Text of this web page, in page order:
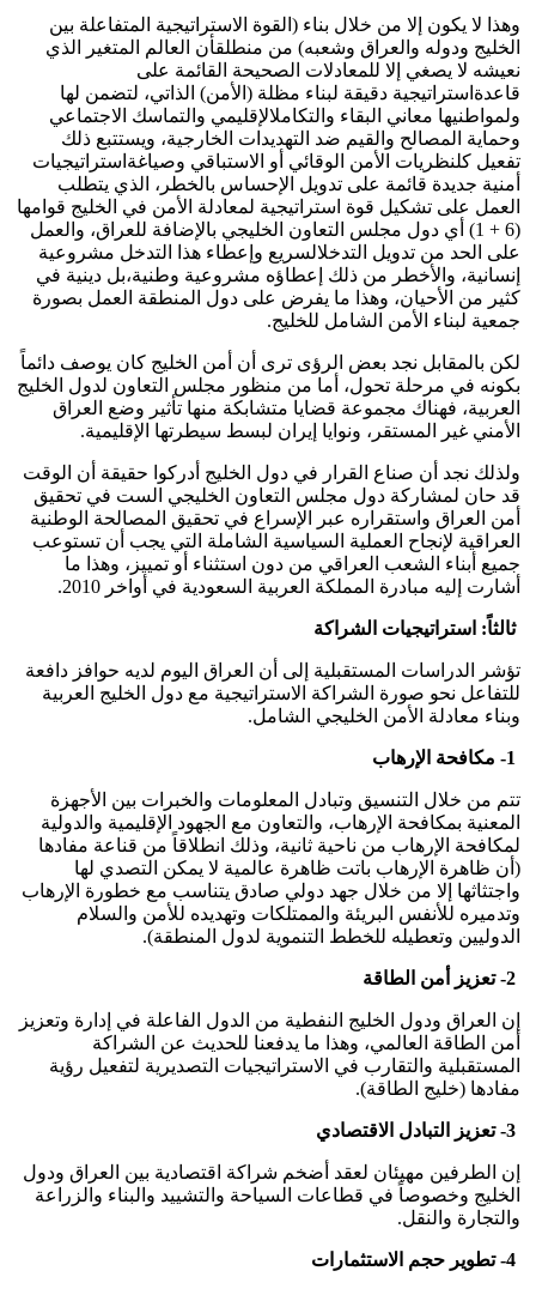
وهذا لا يكون إلا من خلال بناء (القوة الاستراتيجية المتفاعلة بين
الخليج ودوله والعراق وشعبه) من منطلقأن العالم المتغير الذي
نعيشه لا يصغي إلا للمعادلات الصحيحة القائمة على
قاعدةاستراتيجية دقيقة لبناء مظلة (الأمن) الذاتي، لتضمن لها
ولمواطنيها معاني البقاء والتكاملالإقليمي والتماسك الاجتماعي
وحماية المصالح والقيم ضد التهديدات الخارجية، ويستتبع ذلك
تفعيل كلنظريات الأمن الوقائي أو الاستباقي وصياغةاستراتيجيات
أمنية جديدة قائمة على تدويل الإحساس بالخطر، الذي يتطلب
العمل على تشكيل قوة استراتيجية لمعادلة الأمن في الخليج قوامها
(6 + 1) أي دول مجلس التعاون الخليجي بالإضافة للعراق، والعمل
على الحد من تدويل التدخلالسريع وإعطاء هذا التدخل مشروعية
إنسانية، والأخطر من ذلك إعطاؤه مشروعية وطنية،بل دينية في
كثير من الأحيان، وهذا ما يفرض على دول المنطقة العمل بصورة
جمعية لبناء الأمن الشامل للخليج.
لكن بالمقابل نجد بعض الرؤى ترى أن أمن الخليج كان يوصف دائماً
بكونه في مرحلة تحول، أما من منظور مجلس التعاون لدول الخليج
العربية، فهناك مجموعة قضايا متشابكة منها تأثير وضع العراق
الأمني غير المستقر، ونوايا إيران لبسط سيطرتها الإقليمية.
ولذلك نجد أن صناع القرار في دول الخليج أدركوا حقيقة أن الوقت
قد حان لمشاركة دول مجلس التعاون الخليجي الست في تحقيق
أمن العراق واستقراره عبر الإسراع في تحقيق المصالحة الوطنية
العراقية لإنجاح العملية السياسية الشاملة التي يجب أن تستوعب
جميع أبناء الشعب العراقي من دون استثناء أو تمييز، وهذا ما
أشارت إليه مبادرة المملكة العربية السعودية في أواخر 2010.
ثالثاً: استراتيجيات الشراكة
تؤشر الدراسات المستقبلية إلى أن العراق اليوم لديه حوافز دافعة
للتفاعل نحو صورة الشراكة الاستراتيجية مع دول الخليج العربية
وبناء معادلة الأمن الخليجي الشامل.
1- مكافحة الإرهاب
تتم من خلال التنسيق وتبادل المعلومات والخبرات بين الأجهزة
المعنية بمكافحة الإرهاب، والتعاون مع الجهود الإقليمية والدولية
لمكافحة الإرهاب من ناحية ثانية، وذلك انطلاقاً من قناعة مفادها
(أن ظاهرة الإرهاب باتت ظاهرة عالمية لا يمكن التصدي لها
واجتثاثها إلا من خلال جهد دولي صادق يتناسب مع خطورة الإرهاب
وتدميره للأنفس البريئة والممتلكات وتهديده للأمن والسلام
الدوليين وتعطيله للخطط التنموية لدول المنطقة).
2- تعزيز أمن الطاقة
إن العراق ودول الخليج النفطية من الدول الفاعلة في إدارة وتعزيز
أمن الطاقة العالمي، وهذا ما يدفعنا للحديث عن الشراكة
المستقبلية والتقارب في الاستراتيجيات التصديرية لتفعيل رؤية
مفادها (خليج الطاقة).
3- تعزيز التبادل الاقتصادي
إن الطرفين مهيئان لعقد أضخم شراكة اقتصادية بين العراق ودول
الخليج وخصوصاً في قطاعات السياحة والتشييد والبناء والزراعة
والتجارة والنقل.
4- تطوير حجم الاستثمارات